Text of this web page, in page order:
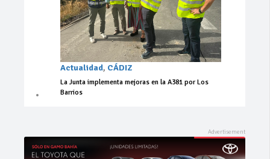
Actualidad, CÁDIZ
La Junta implementa mejoras en la A381 por Los
Barrios